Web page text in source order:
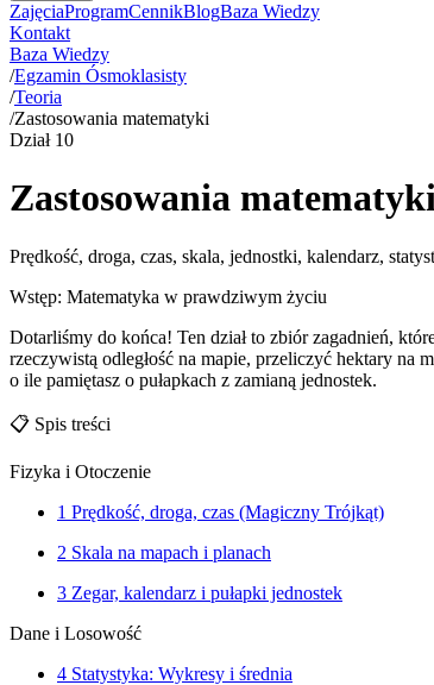
ZajęciaProgramCennikBlogBaza Wiedzy
Kontakt
Baza Wiedzy
/Egzamin Ósmoklasisty
/Teoria
/Zastosowania matematyki
Dział 10
Zastosowania
Prędkość, droga, czas, skala, jednostki, kalendarz,
Wstęp: Matematyka w prawdziwym życiu
Dotarliśmy do końca! Ten dział to zbiór zagadnień,
rzeczywistą odległość na mapie, przeliczyć hektary na
o ile pamiętasz o pułapkach z zamianą jednostek.
📋 Spis treści
Fizyka i Otoczenie
1 Prędkość, droga, czas (Magiczny Trójkąt)
2 Skala na mapach i planach
3 Zegar, kalendarz i pułapki jednostek
Dane i Losowość
4 Statystyka: Wykresy i średnia